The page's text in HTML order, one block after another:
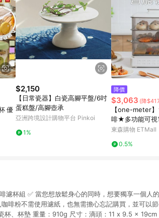
優
$2,150
【日常瓷器】白瓷高腳平盤/6吋
蛋糕盤/高腳壺承
亞洲跨境設計購物平台 Pinkoi
1%
降價
$3,063 (降
【one-meter
啡★多功能可視
038SF)
東森購物 ETMall
0.5%
濾杯組 ✅ 當您想放鬆身心的同時，想要獨享一個人
啡粉不需使用濾紙，也無需擔心忘記購買，並可以
杯、杯墊 重量：910g 尺寸：滴頭：11 x 9.5 x